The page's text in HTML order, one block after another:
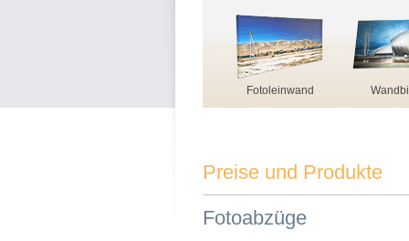
Fotoleinwand
Preise und Produkte
Fotoabzüge